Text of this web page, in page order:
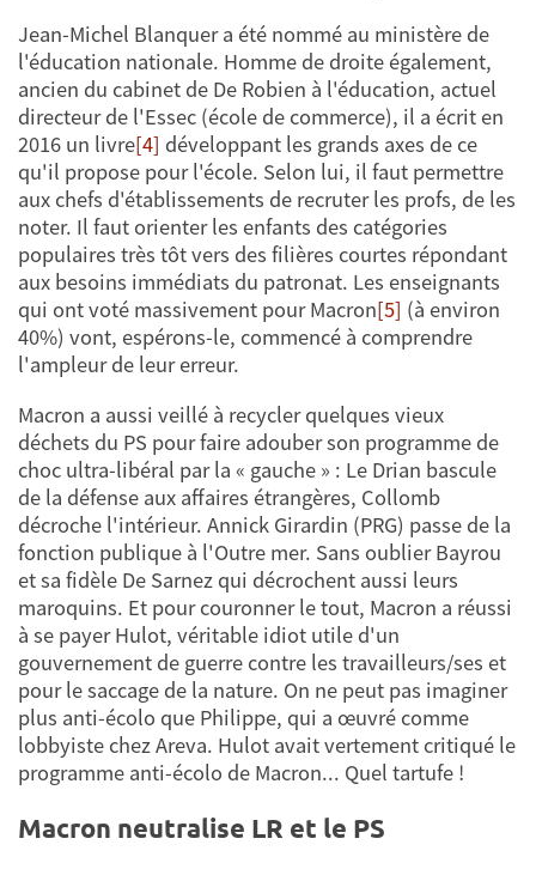
Jean-Michel Blanquer a été nommé au ministère de
l'éducation nationale. Homme de droite également,
ancien du cabinet de De Robien à l'éducation, actuel
directeur de l'Essec (école de commerce), il a écrit en
2016 un livre[4] développant les grands axes de ce
qu'il propose pour l'école. Selon lui, il faut permettre
aux chefs d'établissements de recruter les profs, de les
noter. Il faut orienter les enfants des catégories
populaires très tôt vers des filières courtes répondant
aux besoins immédiats du patronat. Les enseignants
qui ont voté massivement pour Macron[5] (à environ
40%) vont, espérons-le, commencé à comprendre
l'ampleur de leur erreur.
Macron a aussi veillé à recycler quelques vieux
déchets du PS pour faire adouber son programme de
choc ultra-libéral par la « gauche » : Le Drian bascule
de la défense aux affaires étrangères, Collomb
décroche l'intérieur. Annick Girardin (PRG) passe de la
fonction publique à l'Outre mer. Sans oublier Bayrou
et sa fidèle De Sarnez qui décrochent aussi leurs
maroquins. Et pour couronner le tout, Macron a réussi
à se payer Hulot, véritable idiot utile d'un
gouvernement de guerre contre les travailleurs/ses et
pour le saccage de la nature. On ne peut pas imaginer
plus anti-écolo que Philippe, qui a œuvré comme
lobbyiste chez Areva. Hulot avait vertement critiqué le
programme anti-écolo de Macron... Quel tartufe !
Macron neutralise LR et le PS